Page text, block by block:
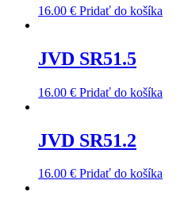
16.00 € Pridať do košíka
JVD SR51.5
16.00 € Pridať do košíka
JVD SR51.2
16.00 € Pridať do košíka